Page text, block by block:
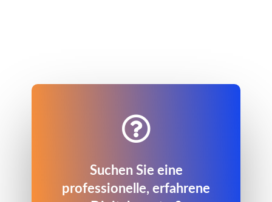

Suchen Sie eine
professionelle, erfahrene